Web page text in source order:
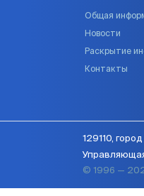
Общая
Новости
Раскрытие
Контакты
129110,
© 1996 —